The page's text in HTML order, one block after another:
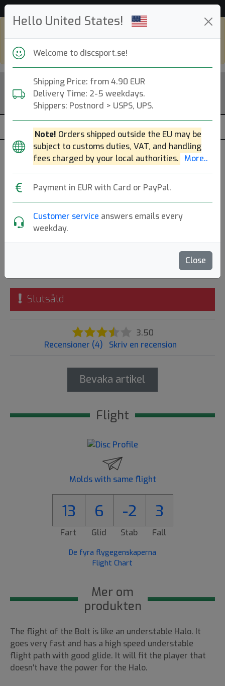
Hello United States!
Welcome to discsport.se!
Shipping Price: from 4.90 EUR
Delivery Time: 2-5 weekdays.
Shippers: Postnord > USPS, UPS.
Note! Orders shipped outside the EU may be
subject to customs duties, VAT, and handling
fees charged by your local authorities. More..
Payment in EUR with Card or PayPal.
Customer service answers emails every
weekday.
Close
go todiscsport.com
PreviousNext
Pink
Gold Bolt
Latitude 64
Flight: 13 6 -2 3
Slutsåld
3.50
Recensioner (4)
Skriv en recension
Bevaka artikel
Flight
Molds with same flight
13 6 -2 3
Fart Glid Stab Fall
De fyra flygegenskaperna
Flight Chart
Mer om
produkten
The flight of the Bolt is like an understable Halo. It
goes very fast and has a high speed understable
flight path with good glide. It will fit the player that
doesn't have the power for the Halo.